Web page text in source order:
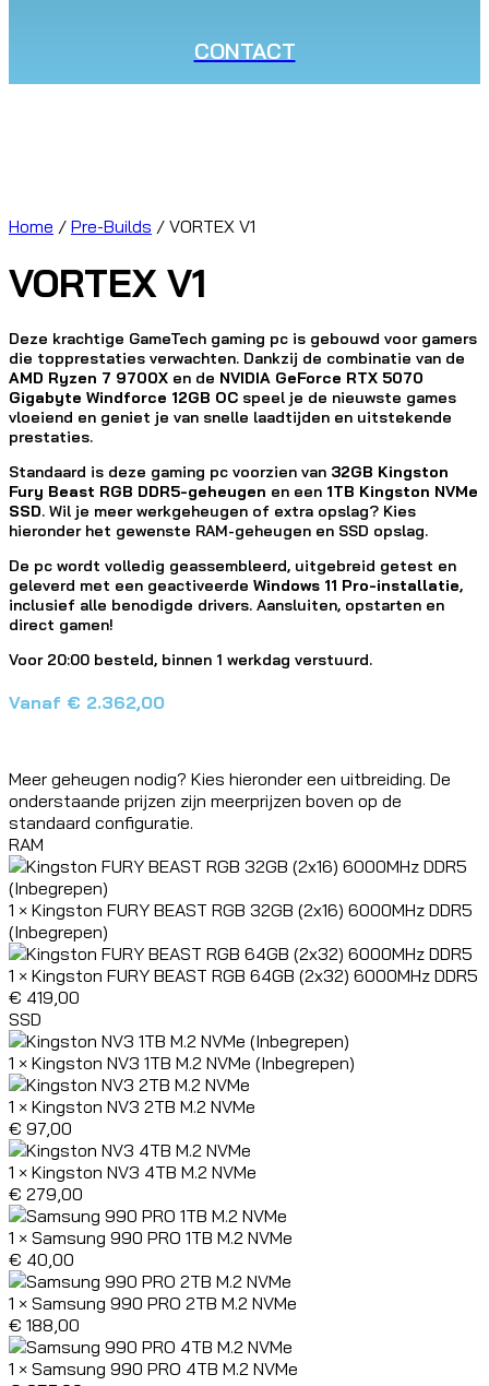
CONTACT
Home / Pre-Builds / VORTEX V1
VORTEX V1
Deze krachtige GameTech gaming pc is gebouwd voor gamers
die topprestaties verwachten. Dankzij de combinatie van de
AMD Ryzen 7 9700X en de NVIDIA GeForce RTX 5070
Gigabyte Windforce 12GB OC speel je de nieuwste games
vloeiend en geniet je van snelle laadtijden en uitstekende
prestaties.
Standaard is deze gaming pc voorzien van 32GB Kingston
Fury Beast RGB DDR5-geheugen en een 1TB Kingston NVMe
SSD. Wil je meer werkgeheugen of extra opslag? Kies
hieronder het gewenste RAM-geheugen en SSD opslag.
De pc wordt volledig geassembleerd, uitgebreid getest en
geleverd met een geactiveerde Windows 11 Pro-installatie,
inclusief alle benodigde drivers. Aansluiten, opstarten en
direct gamen!
Voor 20:00 besteld, binnen 1 werkdag verstuurd.
Vanaf € 2.362,00
Meer geheugen nodig? Kies hieronder een uitbreiding. De
onderstaande prijzen zijn meerprijzen boven op de
standaard configuratie.
RAM
1 × Kingston FURY BEAST RGB 32GB (2x16) 6000MHz DDR5
(Inbegrepen)
1 × Kingston FURY BEAST RGB 64GB (2x32) 6000MHz DDR5
€ 419,00
SSD
1 × Kingston NV3 1TB M.2 NVMe (Inbegrepen)
1 × Kingston NV3 2TB M.2 NVMe
€ 97,00
1 × Kingston NV3 4TB M.2 NVMe
€ 279,00
1 × Samsung 990 PRO 1TB M.2 NVMe
€ 40,00
1 × Samsung 990 PRO 2TB M.2 NVMe
€ 188,00
1 × Samsung 990 PRO 4TB M.2 NVMe